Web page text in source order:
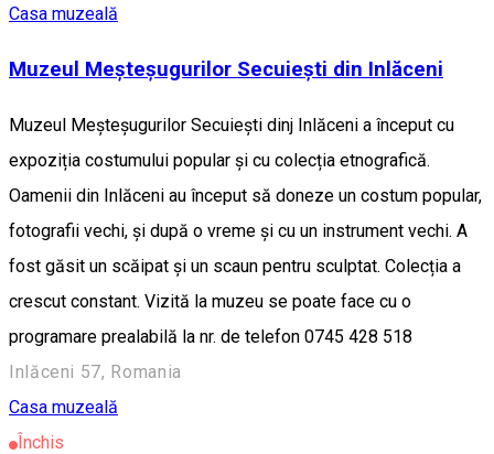
Casa muzeală
Muzeul Meșteșugurilor Secuiești din Inlăceni
Muzeul Meșteșugurilor Secuiești dinj Inlăceni a început cu
expoziția costumului popular și cu colecția etnografică.
Oamenii din Inlăceni au început să doneze un costum popular,
fotografii vechi, și după o vreme și cu un instrument vechi. A
fost găsit un scăipat și un scaun pentru sculptat. Colecția a
crescut constant. Vizită la muzeu se poate face cu o
programare prealabilă la nr. de telefon 0745 428 518
Inlăceni 57, Romania
Casa muzeală
Închis